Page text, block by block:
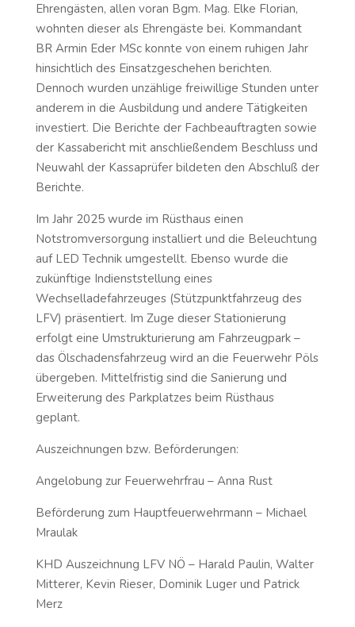
Ehrengästen, allen voran Bgm. Mag. Elke Florian,
wohnten dieser als Ehrengäste bei. Kommandant
BR Armin Eder MSc konnte von einem ruhigen Jahr
hinsichtlich des Einsatzgeschehen berichten.
Dennoch wurden unzählige freiwillige Stunden unter
anderem in die Ausbildung und andere Tätigkeiten
investiert. Die Berichte der Fachbeauftragten sowie
der Kassabericht mit anschließendem Beschluss und
Neuwahl der Kassaprüfer bildeten den Abschluß der
Berichte.
Im Jahr 2025 wurde im Rüsthaus einen
Notstromversorgung installiert und die Beleuchtung
auf LED Technik umgestellt. Ebenso wurde die
zukünftige Indienststellung eines
Wechselladefahrzeuges (Stützpunktfahrzeug des
LFV) präsentiert. Im Zuge dieser Stationierung
erfolgt eine Umstrukturierung am Fahrzeugpark –
das Ölschadensfahrzeug wird an die Feuerwehr Pöls
übergeben. Mittelfristig sind die Sanierung und
Erweiterung des Parkplatzes beim Rüsthaus
geplant.
Auszeichnungen bzw. Beförderungen:
Angelobung zur Feuerwehrfrau – Anna Rust
Beförderung zum Hauptfeuerwehrmann – Michael
Mraulak
KHD Auszeichnung LFV NÖ – Harald Paulin, Walter
Mitterer, Kevin Rieser, Dominik Luger und Patrick
Merz